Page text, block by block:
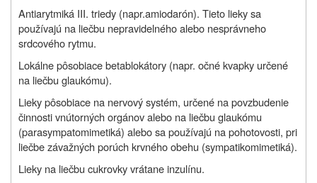
Antiarytmiká III. triedy (napr.amiodarón). Tieto lieky sa
používajú na liečbu nepravidelného alebo nesprávneho
srdcového rytmu.
Lokálne pôsobiace betablokátory (napr. očné kvapky určené
na liečbu glaukómu).
Lieky pôsobiace na nervový systém, určené na povzbudenie
činnosti vnútorných orgánov alebo na liečbu glaukómu
(parasympatomimetiká) alebo sa používajú na pohotovosti, pri
liečbe závažných porúch krvného obehu (sympatikomimetiká).
Lieky na liečbu cukrovky vrátane inzulínu.